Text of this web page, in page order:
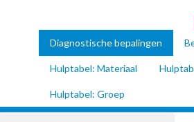
Diagnostische bepalingen
Hulptabel: Materiaal
Hulptabel: Groep